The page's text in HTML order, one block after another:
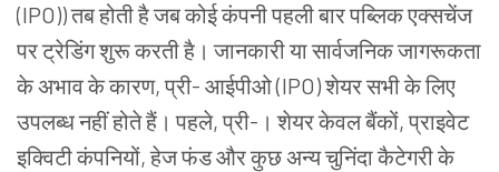
(IPO)) तब होती है जब कोई कंपनी पहली बार पब्लिक एक्सचेंज
पर ट्रेडिंग शुरू करती है। जानकारी या सार्वजनिक जागरूकता
के अभाव के कारण, प्री- आईपीओ (IPO) शेयर सभी के लिए
उपलब्ध नहीं होते हैं। पहले, प्री-। शेयर केवल बैंकों, प्राइवेट
इक्विटी कंपनियों, हेज फंड और कुछ अन्य चुनिंदा कैटेगरी के